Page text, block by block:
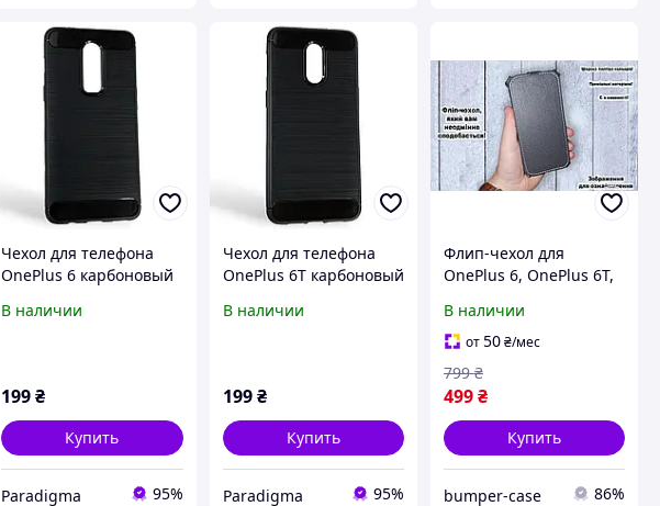
Чехол для телефона
OnePlus 6 карбоновый
высокими бортами
В наличии
199₴
Купить
Paradigma 95%
Чехол для телефона
OnePlus 6T карбоновый
высокими бортами
В наличии
199 ₴
Купить
Paradigma 95%
Флип-чехол для
OnePlus 6, OnePlus 6T,
качества
В наличии
от50₴/мес
499₴
799 ₴
Купить
bumper-case 86%